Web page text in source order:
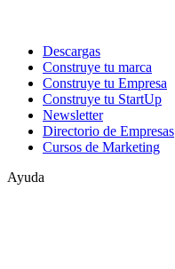
Descargas
Construye tu marca
Construye tu Empresa
Construye tu StartUp
Newsletter
Directorio de Empresas
Cursos de Marketing
Ayuda